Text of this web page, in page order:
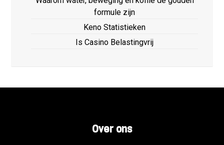
formule zijn
Keno Statistieken
Is Casino Belastingvrij
Over ons